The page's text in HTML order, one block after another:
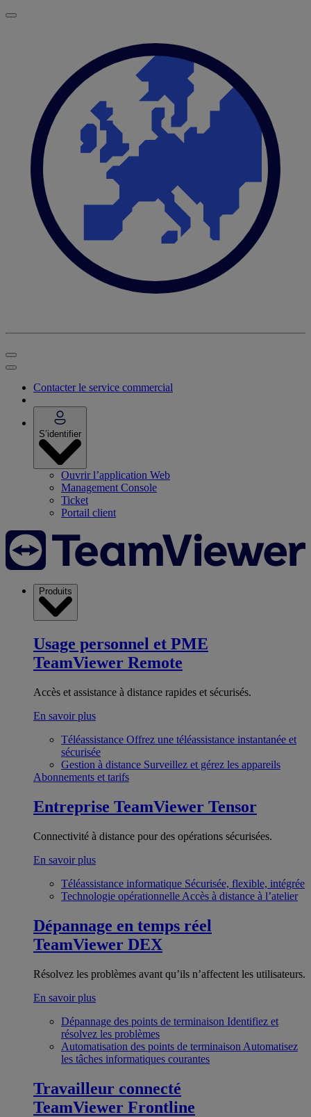
Contacter le service commercial
S’identifier
Ouvrir l’application Web
Management Console
Ticket
Portail client
Produits
Usage personnel et PME
TeamViewer Remote
Accès et assistance à distance rapides et sécurisés.
En savoir plus
Téléassistance Offrez une téléassistance instantanée et
sécurisée
Gestion à distance Surveillez et gérez les appareils
Abonnements et tarifs
Entreprise TeamViewer Tensor
Connectivité à distance pour des opérations sécurisées.
En savoir plus
Téléassistance informatique Sécurisée, flexible, intégrée
Technologie opérationnelle Accès à distance à l’atelier
Dépannage en temps réel
TeamViewer DEX
Résolvez les problèmes avant qu’ils n’affectent les utilisateurs.
En savoir plus
Dépannage des points de terminaison Identifiez et
résolvez les problèmes
Automatisation des points de terminaison Automatisez
les tâches informatiques courantes
Travailleur connecté
TeamViewer Frontline